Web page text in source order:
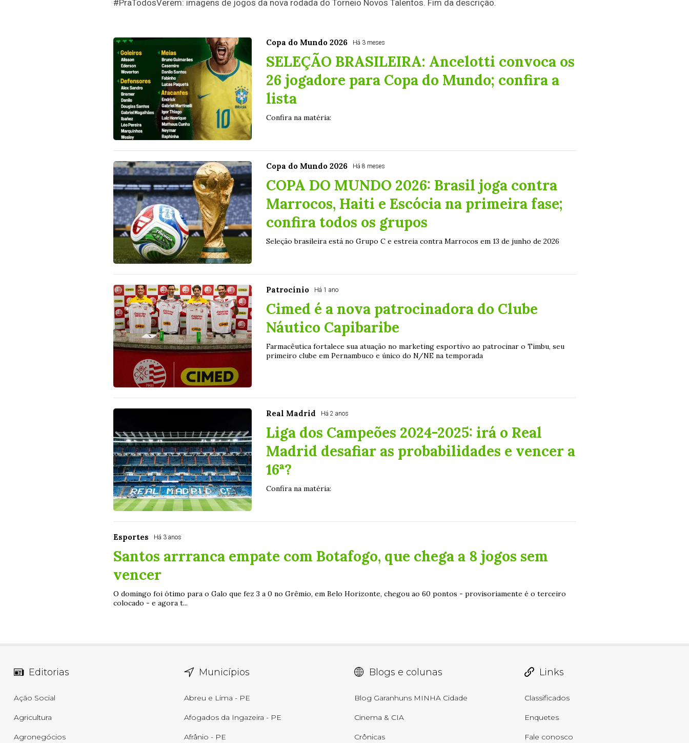
#PraTodosVerem: imagens de jogos da nova rodada do Torneio Novos Talentos. Fim da descrição.
Copa do Mundo 2026 Há 3 meses
SELEÇÃO BRASILEIRA: Ancelotti convoca os
26 jogadore para Copa do Mundo; confira a
lista
Confira na matéria:
Copa do Mundo 2026 Há 8 meses
COPA DO MUNDO 2026: Brasil joga contra
Marrocos, Haiti e Escócia na primeira fase;
confira todos os grupos
Seleção brasileira está no Grupo C e estreia contra Marrocos em 13 de junho de 2026
Patrocínio Há 1 ano
Cimed é a nova patrocinadora do Clube
Náutico Capibaribe
Farmacêutica fortalece sua atuação no marketing esportivo ao patrocinar o Timbu, seu
primeiro clube em Pernambuco e único do N/NE na temporada
Real Madrid Há 2 anos
Liga dos Campeões 2024-2025: irá o Real
Madrid desafiar as probabilidades e vencer a
16ª?
Confira na matéria:
Esportes Há 3 anos
Santos arrranca empate com Botafogo, que chega a 8 jogos sem
vencer
O domingo foi ótimo para o Galo que fez 3 a 0 no Grêmio, em Belo Horizonte, chegou ao 60 pontos - provisoriamente é o terceiro
colocado - e agora t...
Editorias
Ação Social
Agricultura
Agronegócios
Municípios
Abreu e Lima - PE
Afogados da Ingazeira - PE
Afrânio - PE
Blogs e colunas
Blog Garanhuns MINHA Cidade
Cinema & CIA
Crônicas
Links
Classificados
Enquetes
Fale conosco